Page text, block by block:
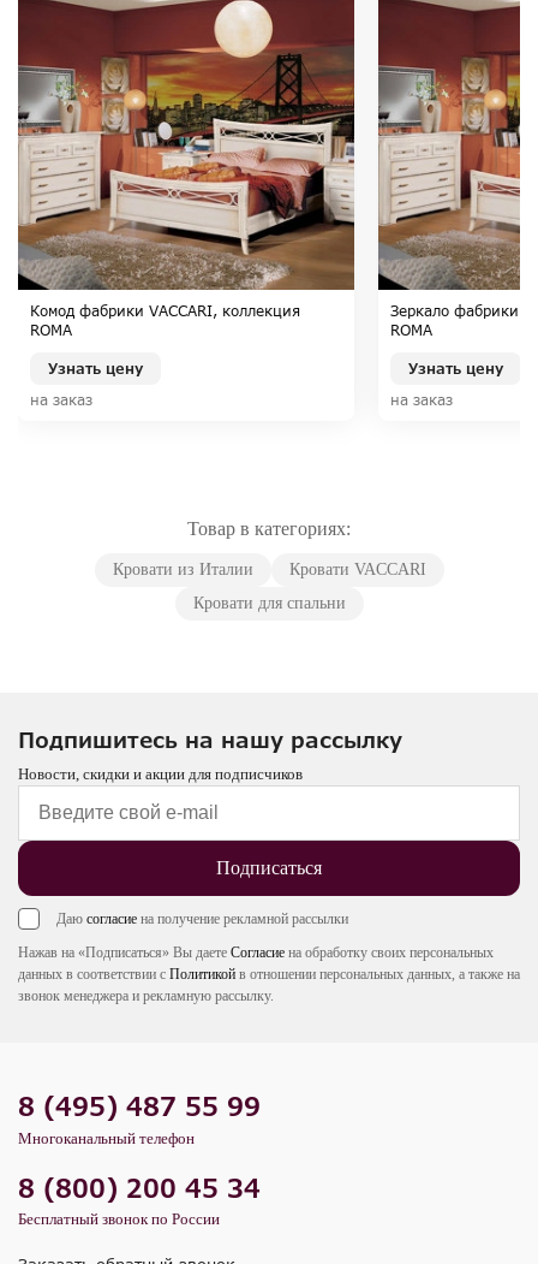
Комод фабрики VACCARI, коллекция
ROMA
Узнать цену
на заказ
Зеркало фабрики
ROMA
Узнать цену
на заказ
Товар в категориях:
Кровати из Италии
Кровати VACCARI
Кровати для спальни
Подпишитесь на нашу рассылку
Новости, скидки и акции для подписчиков
Подписаться
Даю согласие на получение рекламной рассылки
Нажав на «Подписаться» Вы даете Согласие на обработку своих персональных
данных в соответствии с Политикой в отношении персональных данных, а также на
звонок менеджера и рекламную рассылку.
8 (495) 487 55 99
Многоканальный телефон
8 (800) 200 45 34
Бесплатный звонок по России